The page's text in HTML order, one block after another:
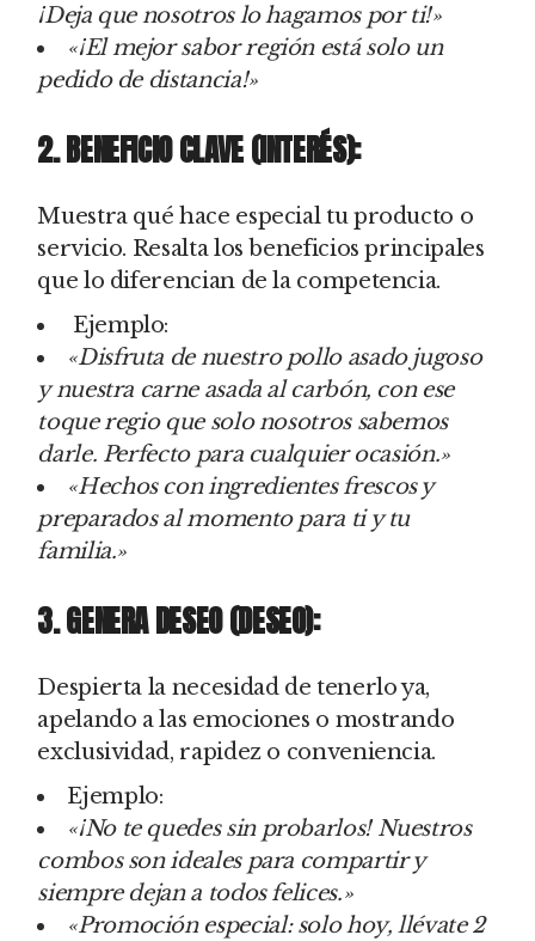
¡Deja que nosotros lo hagamos por ti!»
«¡El mejor sabor región está solo un
pedido de distancia!»
2. BENEFICIO CLAVE (INTERÉS):
Muestra qué hace especial tu producto o
servicio. Resalta los beneficios principales
que lo diferencian de la competencia.
Ejemplo:
«Disfruta de nuestro pollo asado jugoso
y nuestra carne asada al carbón, con ese
toque regio que solo nosotros sabemos
darle. Perfecto para cualquier ocasión.»
«Hechos con ingredientes frescos y
preparados al momento para ti y tu
familia.»
3. GENERA DESEO (DESEO):
Despierta la necesidad de tenerlo ya,
apelando a las emociones o mostrando
exclusividad, rapidez o conveniencia.
Ejemplo:
«¡No te quedes sin probarlos! Nuestros
combos son ideales para compartir y
siempre dejan a todos felices.»
«Promoción especial: solo hoy, llévate 2